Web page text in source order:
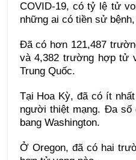
COVID-19, có tỷ lệ tử
những ai có tiền sử
Đã có hơn 121,487
và 4,382 trường hợp tử
Trung Quốc.
Tại Hoa Kỳ, đã có ít
người thiệt mạng. Đa
bang Washington.
Ở Oregon, đã có hai